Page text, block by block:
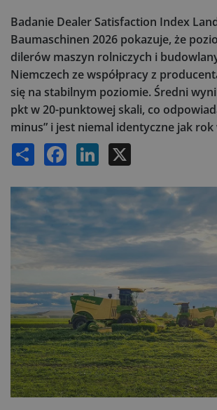
Badanie Dealer Satisfaction Index
Baumaschinen 2026 pokazuje, że
dilerów maszyn rolniczych i
Niemczech ze współpracy z
się na stabilnym poziomie. Średni
pkt w 20-punktowej skali, co
minus” i jest niemal identyczne jak rok
Share Facebook LinkedIn